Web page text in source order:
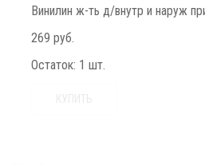
Винилин ж-ть д/внутр и наруж
269 руб.
Остаток: 1 шт.